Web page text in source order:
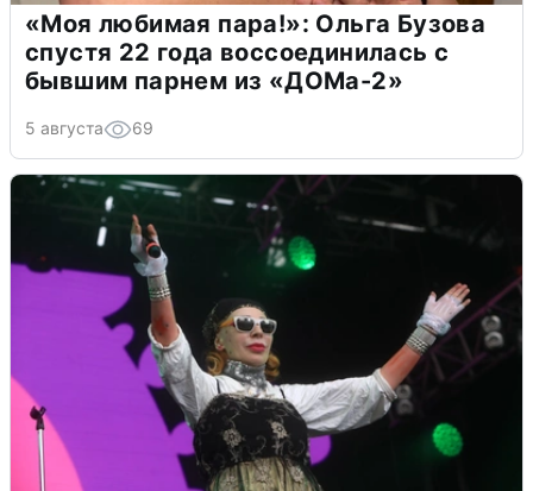
«Моя любимая пара!»: Ольга Бузова
спустя 22 года воссоединилась с
бывшим парнем из «ДОМа-2»
5 августа 69